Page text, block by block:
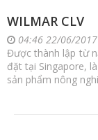
WILMAR CLV
04:46 22/06/2017
Được thành lập từ
đặt tại Singapore,
sản phẩm nông